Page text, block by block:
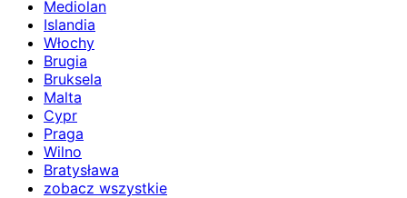
Mediolan
Islandia
Włochy
Brugia
Bruksela
Malta
Cypr
Praga
Wilno
Bratysława
zobacz wszystkie